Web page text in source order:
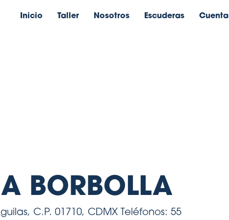
Inicio Taller Nosotros Escuderas Cuenta
BORBOLLA
C.P. 01710, CDMX Teléfonos: 55